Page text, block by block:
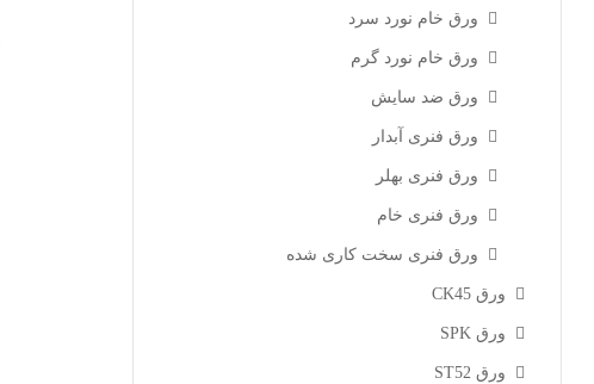
ورق خام نورد سرد
ورق خام نورد گرم
ورق ضد سایش
ورق فنری آبدار
ورق فنری بهلر
ورق فنری خام
ورق فنری سخت کاری شده
ورق CK45
ورق SPK
ورق ST52